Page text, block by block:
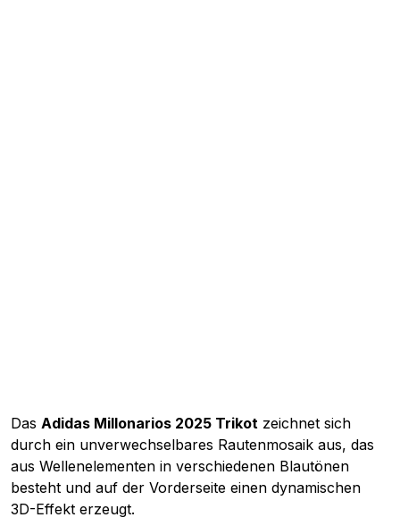
Das Adidas Millonarios 2025 Trikot zeichnet sich
durch ein unverwechselbares Rautenmosaik aus, das
aus Wellenelementen in verschiedenen Blautönen
besteht und auf der Vorderseite einen dynamischen
3D-Effekt erzeugt.